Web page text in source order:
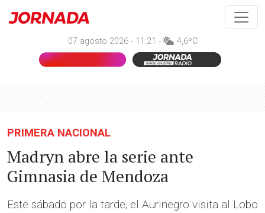
07 agosto 2026 - 11:21 - 4,6ºC
PRIMERA NACIONAL
Madryn abre la serie ante
Gimnasia de Mendoza
Este sábado por la tarde, el Aurinegro visita al Lobo